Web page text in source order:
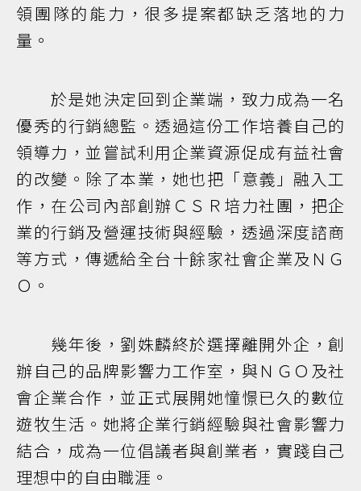
領團隊的能力，很多提案都缺乏落地的力
量。
於是她決定回到企業端，致力成為一名
優秀的行銷總監。透過這份工作培養自己的
領導力，並嘗試利用企業資源促成有益社會
的改變。除了本業，她也把「意義」融入工
作，在公司內部創辦ＣＳＲ培力社團，把企
業的行銷及營運技術與經驗，透過深度諮商
等方式，傳遞給全台十餘家社會企業及ＮＧ
Ｏ。
幾年後，劉姝麟終於選擇離開外企，創
辦自己的品牌影響力工作室，與ＮＧＯ及社
會企業合作，並正式展開她憧憬已久的數位
遊牧生活。她將企業行銷經驗與社會影響力
結合，成為一位倡議者與創業者，實踐自己
理想中的自由職涯。